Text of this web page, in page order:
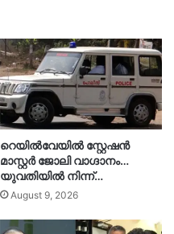
റെയിൽവേയിൽ സ്റ്റേഷൻ
മാസ്റ്റർ ജോലി വാഗ്ദാനം…
യുവതിയിൽ നിന്ന്…
August 9, 2026